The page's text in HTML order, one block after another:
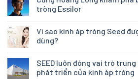
tròng Essilor
Vì sao kính áp tròng Seed
dùng?
SEED luôn đóng vai trò
phát triển của kính áp tròng